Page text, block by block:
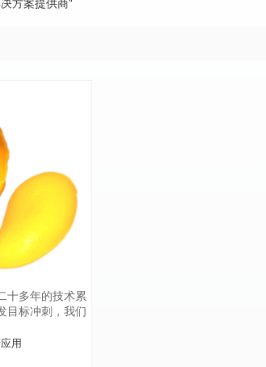
决方案提供商"
十多年的技术累
目标冲刺，我们
、生产到终端产
用